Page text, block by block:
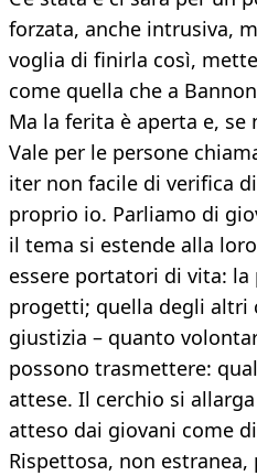
forzata, anche intrusiva,
voglia di finirla così,
come quella che a
Ma la ferita è aperta e,
Vale per le persone
iter non facile di verifica
proprio io. Parliamo di
il tema si estende alla
essere portatori di vita:
progetti; quella degli altri
giustizia – quanto
possono trasmettere:
attese. Il cerchio si
atteso dai giovani come
Rispettosa, non